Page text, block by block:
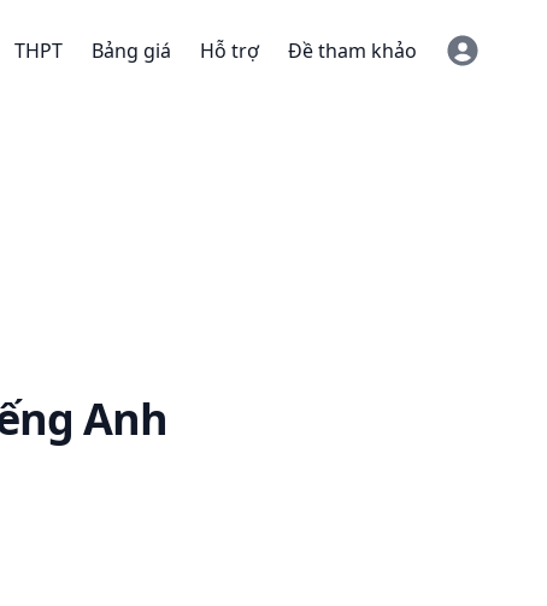
THPT Bảng giá Hỗ trợ Đề tham khảo
Anh